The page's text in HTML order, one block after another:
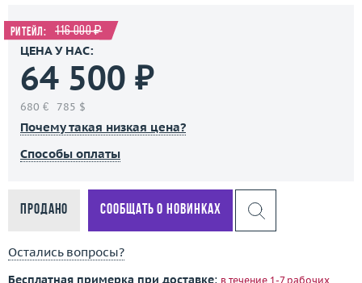
Ритейл: 116 000 ₽
ЦЕНА У НАС:
64 500 ₽
680 € 785 $
Почему такая низкая цена?
Способы оплаты
Продано Сообщать о новинках
Остались вопросы?
Бесплатная примерка при доставке: в течение 1-7 рабочих